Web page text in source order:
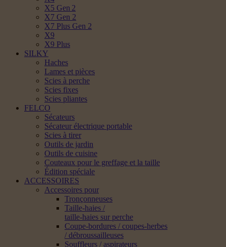
X5 Gen 2
X7 Gen 2
X7 Plus Gen 2
X9
X9 Plus
SILKY
Haches
Lames et pièces
Scies à perche
Scies fixes
Scies pliantes
FELCO
Sécateurs
Sécateur électrique portable
Scies à tirer
Outils de jardin
Outils de cuisine
Couteaux pour le greffage et la taille
Édition spéciale
ACCESSOIRES
Accessoires pour
Tronçonneuses
Taille-haies /
taille-haies sur perche
Coupe-bordures / coupes-herbes
/ débroussailleuses
Souffleurs / aspirateurs